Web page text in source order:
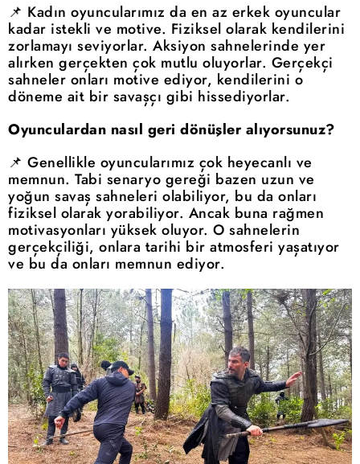
📌 Kadın oyuncularımız da en az erkek oyuncular
kadar istekli ve motive. Fiziksel olarak kendilerini
zorlamayı seviyorlar. Aksiyon sahnelerinde yer
alırken gerçekten çok mutlu oluyorlar. Gerçekçi
sahneler onları motive ediyor, kendilerini o
döneme ait bir savaşçı gibi hissediyorlar.
Oyunculardan nasıl geri dönüşler alıyorsunuz?
📌 Genellikle oyuncularımız çok heyecanlı ve
memnun. Tabi senaryo gereği bazen uzun ve
yoğun savaş sahneleri olabiliyor, bu da onları
fiziksel olarak yorabiliyor. Ancak buna rağmen
motivasyonları yüksek oluyor. O sahnelerin
gerçekçiliği, onlara tarihi bir atmosferi yaşatıyor
ve bu da onları memnun ediyor.